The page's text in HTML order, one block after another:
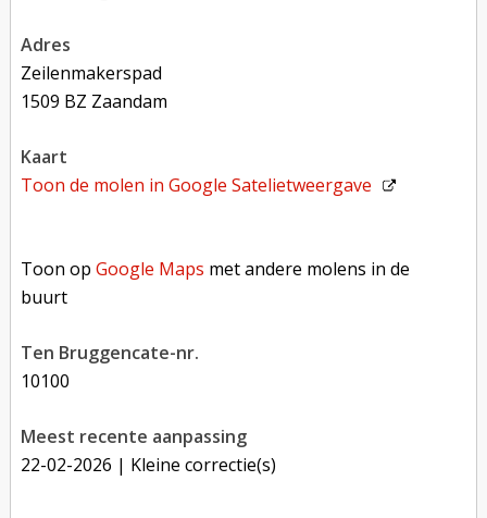
adres
Zeilenmakerspad
1509 BZ Zaandam
kaart
Toon de molen inGoogle Satelietweergave
Toon opGoogle Maps met andere molens in de
buurt
Ten Bruggencate-nr.
10100
Meest recente aanpassing
22-02-2026 | Kleine correctie(s)